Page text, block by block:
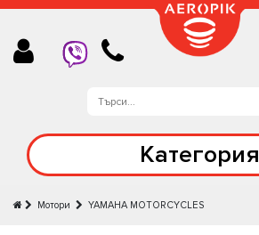
Категория
Мотори YAMAHA MOTORCYCLES